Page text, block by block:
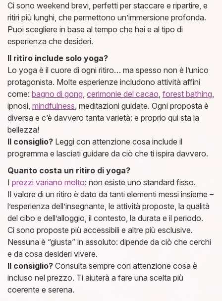
Ci sono weekend brevi, perfetti per staccare e ripartire, e
ritiri più lunghi, che permettono un’immersione profonda.
Puoi scegliere in base al tempo che hai e al tipo di
esperienza che desideri.
Il ritiro include solo yoga?
Lo yoga è il cuore di ogni ritiro… ma spesso non è l’unico
protagonista. Molte esperienze includono attività affini
come: bagno di gong, cerimonie del cacao, forest bathing,
ipnosi, mindfulness, meditazioni guidate. Ogni proposta è
diversa e c’è davvero tanta varietà: e proprio qui sta la
bellezza!
Il consiglio? Leggi con attenzione cosa include il
programma e lasciati guidare da ciò che ti ispira davvero.
Quanto costa un ritiro di yoga?
I prezzi variano molto: non esiste uno standard fisso.
Il valore di un ritiro è dato da tanti elementi messi insieme –
l’esperienza dell’insegnante, le attività proposte, la qualità
del cibo e dell’alloggio, il contesto, la durata e il periodo.
Ci sono proposte più accessibili e altre più esclusive.
Nessuna è “giusta” in assoluto: dipende da ciò che cerchi
e da cosa desideri vivere.
Il consiglio? Consulta sempre con attenzione cosa è
incluso nel prezzo. Ti aiuterà a fare una scelta più
coerente e serena.